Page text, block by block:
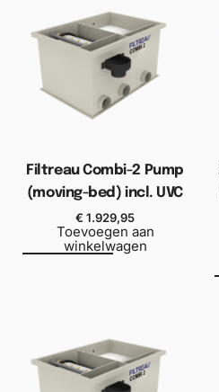
Filtreau Combi-2 Pump
(moving-bed) incl. UVC
€ 1.929,95
Toevoegen aan
winkelwagen